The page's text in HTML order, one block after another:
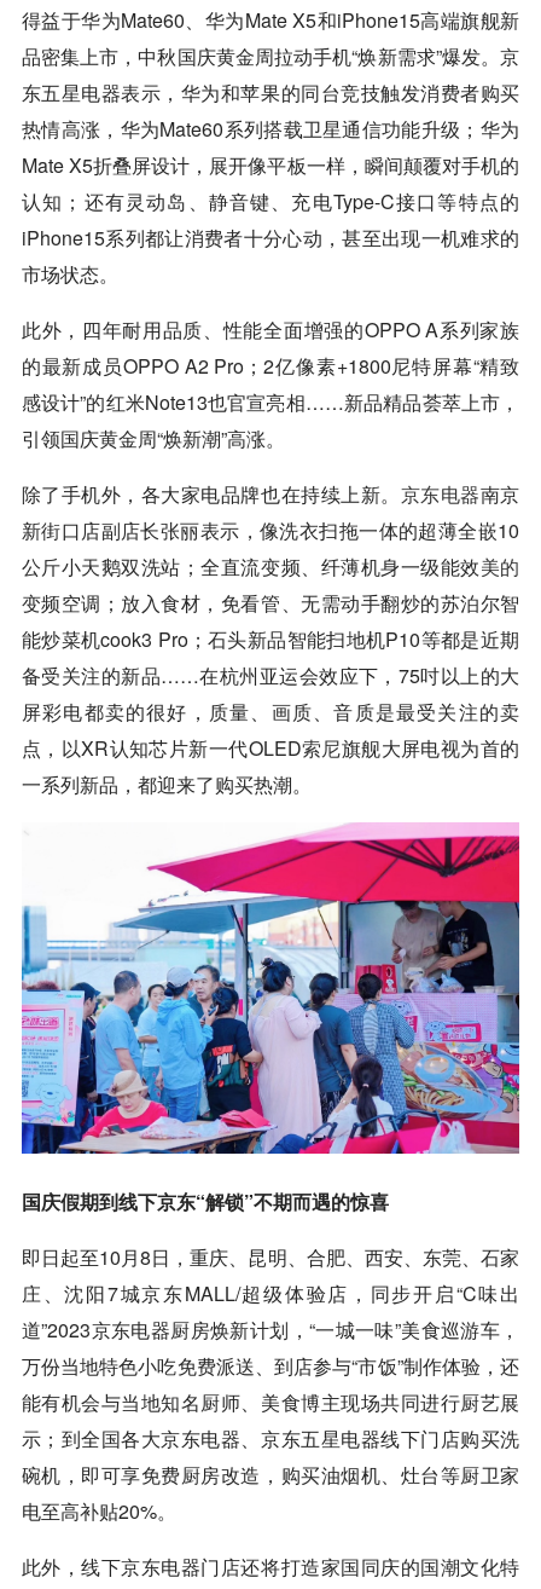
得益于华为Mate60、华为Mate X5和iPhone15高端旗舰新
品密集上市，中秋国庆黄金周拉动手机“焕新需求”爆发。京
东五星电器表示，华为和苹果的同台竞技触发消费者购买
热情高涨，华为Mate60系列搭载卫星通信功能升级；华为
Mate X5折叠屏设计，展开像平板一样，瞬间颠覆对手机的
认知；还有灵动岛、静音键、充电Type-C接口等特点的
iPhone15系列都让消费者十分心动，甚至出现一机难求的
市场状态。
此外，四年耐用品质、性能全面增强的OPPO A系列家族
的最新成员OPPO A2 Pro；2亿像素+1800尼特屏幕“精致
感设计”的红米Note13也官宣亮相……新品精品荟萃上市，
引领国庆黄金周“焕新潮”高涨。
除了手机外，各大家电品牌也在持续上新。 京东电器南京
新街口店副店长张丽表示，像洗衣扫拖一体的超薄全嵌10
公斤小天鹅双洗站；全直流变频、纤薄机身一级能效美的
变频空调；放入食材，免看管、无需动手翻炒的苏泊尔智
能炒菜机cook3 Pro；石头新品智能扫地机P10等都是近期
备受关注的新品……在杭州亚运会效应下，75吋以上的大
屏彩电都卖的很好，质量、画质、音质是最受关注的卖
点，以XR认知芯片新一代OLED索尼旗舰大屏电视为首的
一系列新品，都迎来了购买热潮。
国庆假期到线下京东“解锁”不期而遇的惊喜
即日起至10月8日，重庆、昆明、合肥、西安、东莞、石家
庄、沈阳7城京东MALL/超级体验店，同步开启“C味出
道”2023京东电器厨房焕新计划，“一城一味”美食巡游车，
万份当地特色小吃免费派送、到店参与“市饭”制作体验，还
能有机会与当地知名厨师、美食博主现场共同进行厨艺展
示；到全国各大京东电器、京东五星电器线下门店购买洗
碗机，即可享免费厨房改造，购买油烟机、灶台等厨卫家
电至高补贴20%。
此外，线下京东电器门店还将打造家国同庆的国潮文化特